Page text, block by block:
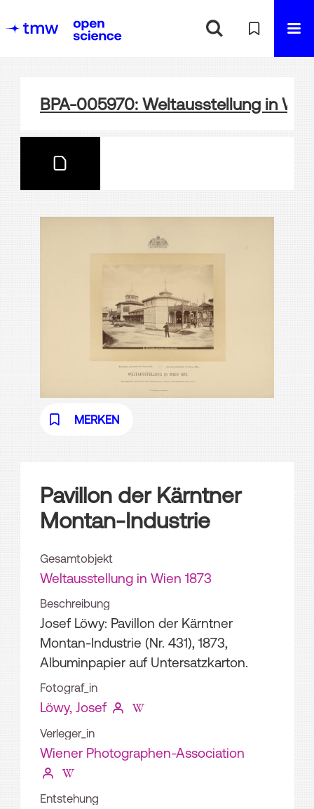
BPA-005970: Weltausstellung in
MERKEN
Pavillon der Kärntner
Montan-Industrie
Gesamtobjekt
Weltausstellung in Wien 1873
Beschreibung
Josef Löwy: Pavillon der Kärntner
Montan-Industrie (Nr. 431), 1873,
Albuminpapier auf Untersatzkarton.
Fotograf_in
Löwy, Josef
Verleger_in
Wiener Photographen-Association
Entstehung